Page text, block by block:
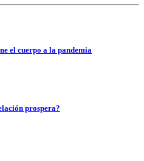
el cuerpo a la pandemia
prospera?